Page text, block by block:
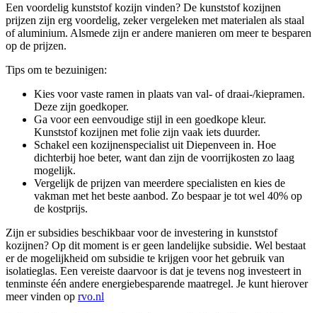
Een voordelig kunststof kozijn vinden? De kunststof kozijnen
prijzen zijn erg voordelig, zeker vergeleken met materialen als staal
of aluminium. Alsmede zijn er andere manieren om meer te besparen
op de prijzen.
Tips om te bezuinigen:
Kies voor vaste ramen in plaats van val- of draai-/kiepramen.
Deze zijn goedkoper.
Ga voor een eenvoudige stijl in een goedkope kleur.
Kunststof kozijnen met folie zijn vaak iets duurder.
Schakel een kozijnenspecialist uit Diepenveen in. Hoe
dichterbij hoe beter, want dan zijn de voorrijkosten zo laag
mogelijk.
Vergelijk de prijzen van meerdere specialisten en kies de
vakman met het beste aanbod. Zo bespaar je tot wel 40% op
de kostprijs.
Zijn er subsidies beschikbaar voor de investering in kunststof
kozijnen? Op dit moment is er geen landelijke subsidie. Wel bestaat
er de mogelijkheid om subsidie te krijgen voor het gebruik van
isolatieglas. Een vereiste daarvoor is dat je tevens nog investeert in
tenminste één andere energiebesparende maatregel. Je kunt hierover
meer vinden op rvo.nl